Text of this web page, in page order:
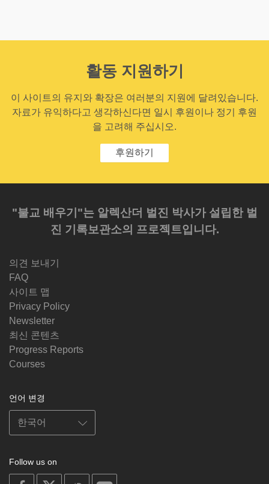
활동 지원하기
이 사이트의 유지와 확장은 여러분의 지원에 달려있습니다.
자료가 유익하다고 생각하신다면 일시 후원이나 정기 후원
을 고려해 주십시오.
후원하기
"불교 배우기"는 알렉산더 벌진 박사가 설립한 벌
진 기록보관소의 프로젝트입니다.
의견 보내기
FAQ
사이트 맵
Privacy Policy
Newsletter
최신 콘텐츠
Progress Reports
Courses
언어 변경
Follow us on
on